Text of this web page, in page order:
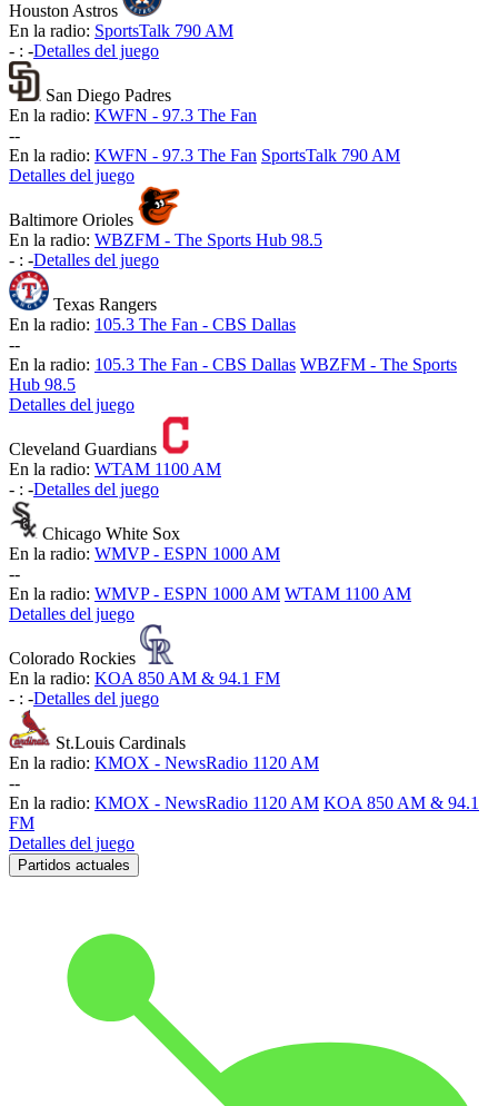
Houston Astros
En la radio: SportsTalk 790 AM
- : -Detalles del juego
San Diego Padres
En la radio: KWFN - 97.3 The Fan
--
En la radio: KWFN - 97.3 The Fan SportsTalk 790 AM
Detalles del juego
Baltimore Orioles
En la radio: WBZFM - The Sports Hub 98.5
- : -Detalles del juego
Texas Rangers
En la radio: 105.3 The Fan - CBS Dallas
--
En la radio: 105.3 The Fan - CBS Dallas WBZFM - The Sports
Hub 98.5
Detalles del juego
Cleveland Guardians
En la radio: WTAM 1100 AM
- : -Detalles del juego
Chicago White Sox
En la radio: WMVP - ESPN 1000 AM
--
En la radio: WMVP - ESPN 1000 AM WTAM 1100 AM
Detalles del juego
Colorado Rockies
En la radio: KOA 850 AM & 94.1 FM
- : -Detalles del juego
St.Louis Cardinals
En la radio: KMOX - NewsRadio 1120 AM
--
En la radio: KMOX - NewsRadio 1120 AM KOA 850 AM & 94.1
FM
Detalles del juego
Partidos actuales